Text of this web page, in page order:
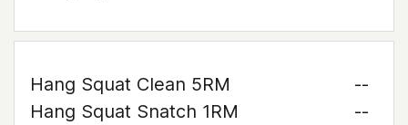
Hang Squat Clean 5RM
--
Hang Squat Snatch 1RM
--